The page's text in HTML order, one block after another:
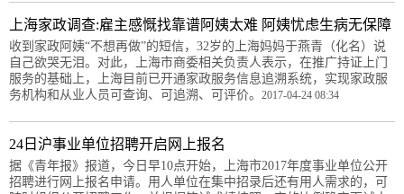
上海家政调查:雇主感慨找靠谱阿姨太难 阿姨忧虑生病无保障
收到家政阿姨“不想再做”的短信，32岁的上海妈妈于燕青（化名）说
自己欲哭无泪。对此，上海市商委相关负责人表示，在推广持证上门
服务的基础上，上海目前已开通家政服务信息追溯系统，实现家政服
务机构和从业人员可查询、可追溯、可评价。 2017-04-24 08:34
24日沪事业单位招聘开启网上报名
据《青年报》报道，今日早10点开始，上海市2017年度事业单位公开
招聘进行网上报名申请。用人单位在集中招录后还有用人需求的，可